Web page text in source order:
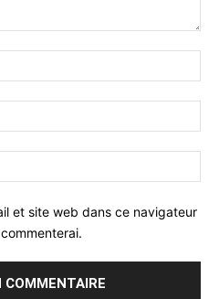
et site web dans ce navigateur